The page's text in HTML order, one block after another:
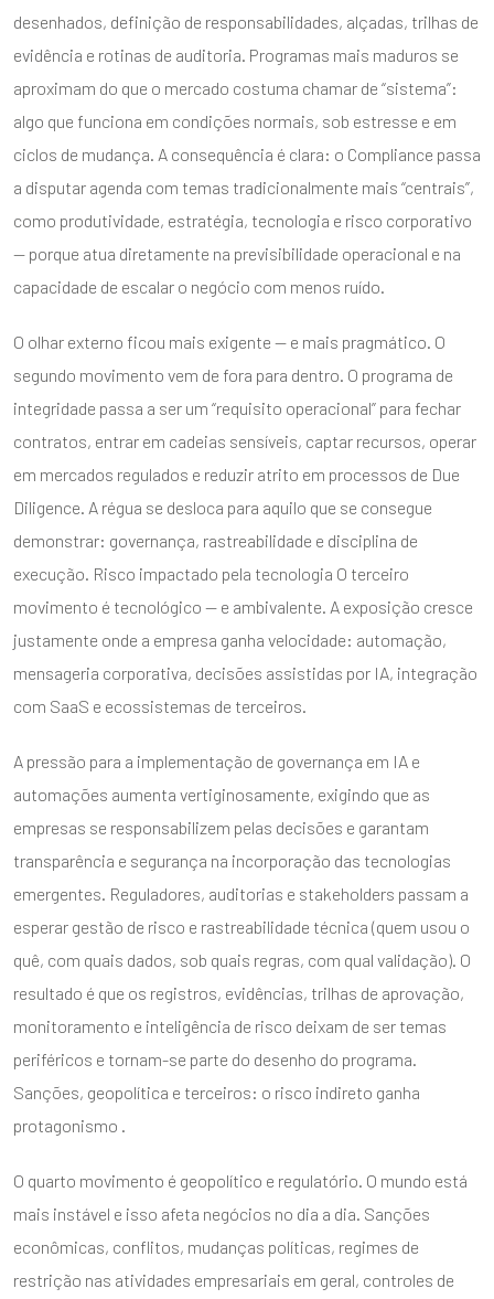
desenhados, definição de responsabilidades, alçadas, trilhas de
evidência e rotinas de auditoria. Programas mais maduros se
aproximam do que o mercado costuma chamar de “sistema”:
algo que funciona em condições normais, sob estresse e em
ciclos de mudança. A consequência é clara: o Compliance passa
a disputar agenda com temas tradicionalmente mais “centrais”,
como produtividade, estratégia, tecnologia e risco corporativo
— porque atua diretamente na previsibilidade operacional e na
capacidade de escalar o negócio com menos ruído.
O olhar externo ficou mais exigente — e mais pragmático. O
segundo movimento vem de fora para dentro. O programa de
integridade passa a ser um “requisito operacional” para fechar
contratos, entrar em cadeias sensíveis, captar recursos, operar
em mercados regulados e reduzir atrito em processos de Due
Diligence. A régua se desloca para aquilo que se consegue
demonstrar: governança, rastreabilidade e disciplina de
execução. Risco impactado pela tecnologia O terceiro
movimento é tecnológico — e ambivalente. A exposição cresce
justamente onde a empresa ganha velocidade: automação,
mensageria corporativa, decisões assistidas por IA, integração
com SaaS e ecossistemas de terceiros.
A pressão para a implementação de governança em IA e
automações aumenta vertiginosamente, exigindo que as
empresas se responsabilizem pelas decisões e garantam
transparência e segurança na incorporação das tecnologias
emergentes. Reguladores, auditorias e stakeholders passam a
esperar gestão de risco e rastreabilidade técnica (quem usou o
quê, com quais dados, sob quais regras, com qual validação). O
resultado é que os registros, evidências, trilhas de aprovação,
monitoramento e inteligência de risco deixam de ser temas
periféricos e tornam-se parte do desenho do programa.
Sanções, geopolítica e terceiros: o risco indireto ganha
protagonismo .
O quarto movimento é geopolítico e regulatório. O mundo está
mais instável e isso afeta negócios no dia a dia. Sanções
econômicas, conflitos, mudanças políticas, regimes de
restrição nas atividades empresariais em geral, controles de